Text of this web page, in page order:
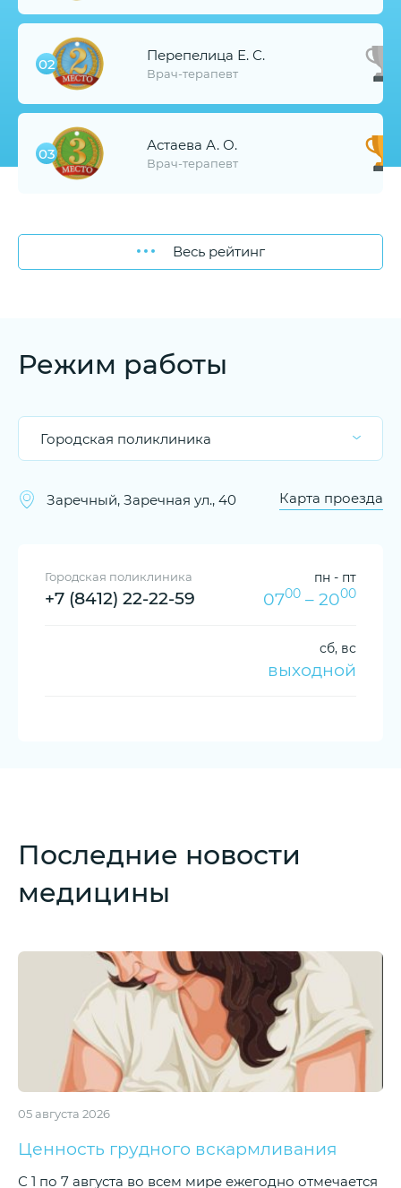
02
Перепелица Е. С.
Врач-терапевт
03
Астаева А. О.
Врач-терапевт
Весь рейтинг
Режим работы
Городская поликлиника
Заречный, Заречная ул., 40 Карта проезда
Городская поликлиника
+7 (8412) 22-22-59
пн - пт
0700 – 2000
сб, вс
выходной
Последние новости
медицины
05 августа 2026
Ценность грудного вскармливания
С 1 по 7 августа во всем мире ежегодно отмечается